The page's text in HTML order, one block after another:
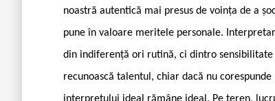
noastră autentică mai presus de voința de a
pune în valoare meritele personale.
din indiferență ori rutină, ci dintro sensibilitate
recunoască talentul, chiar dacă nu